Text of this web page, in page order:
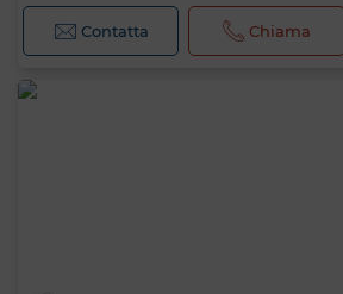
Contatta Chiama